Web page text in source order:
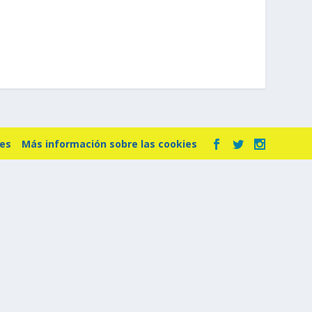
Más información sobre las cookies